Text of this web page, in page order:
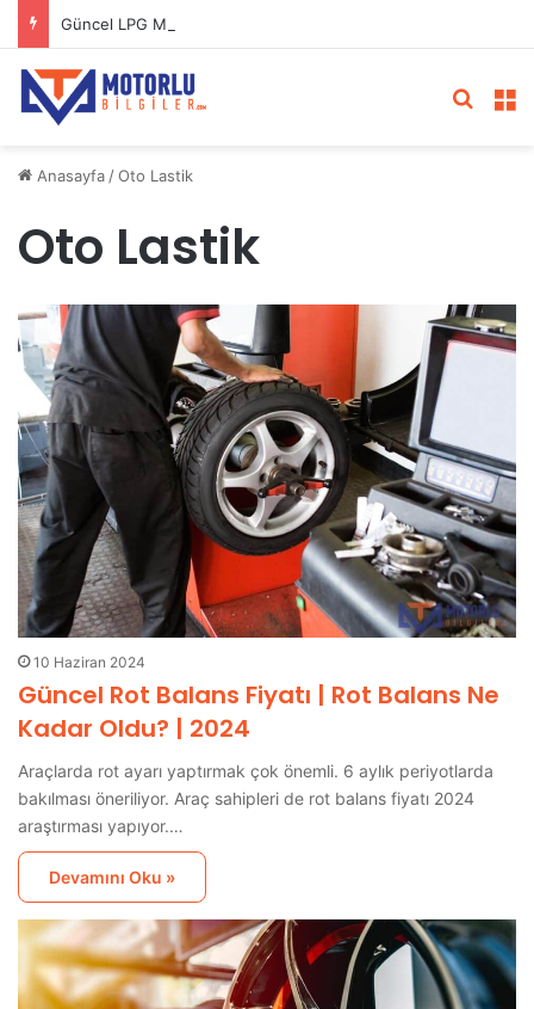
Güncel LPG Montaj Fiyatları | LPG Ne Kadara Takılır?
Anasayfa /Oto Lastik
Oto Lastik
10 Haziran 2024
Güncel Rot Balans Fiyatı | Rot Balans Ne
Kadar Oldu? | 2024
Araçlarda rot ayarı yaptırmak çok önemli. 6 aylık periyotlarda
bakılması öneriliyor. Araç sahipleri de rot balans fiyatı 2024
araştırması yapıyor.…
Devamını Oku »